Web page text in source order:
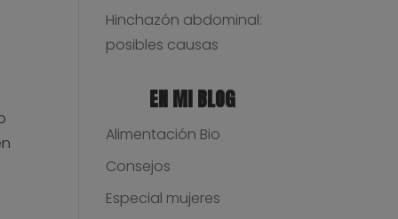
Hinchazón abdominal:
posibles causas
EN MI BLOG
Alimentación Bio
Consejos
Especial mujeres